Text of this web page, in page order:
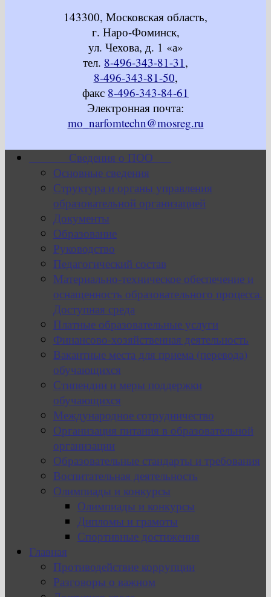
143300, Московская область,
г. Наро-Фоминск,
ул. Чехова, д. 1 «а»
тел. 8-496-343-81-31,
8-496-343-81-50,
факс 8-496-343-84-61
Электронная почта:
mo_narfomtechn@mosreg.ru
Сведения о ПОО
Основные сведения
Структура и органы управления
образовательной организацией
Документы
Образование
Руководство
Педагогический состав
Материально-техническое обеспечение и
оснащенность образовательного процесса.
Доступная среда
Платные образовательные услуги
Финансово-хозяйственная деятельность
Вакантные места для приема (перевода)
обучающихся
Стипендии и меры поддержки
обучающихся
Международное сотрудничество
Организация питания в образовательной
организации
Образовательные стандарты и требования
Воспитательная деятельность
Олимпиады и конкурсы
Олимпиады и конкурсы
Дипломы и грамоты
Спортивные достижения
Главная
Противодействие коррупции
Разговоры о важном